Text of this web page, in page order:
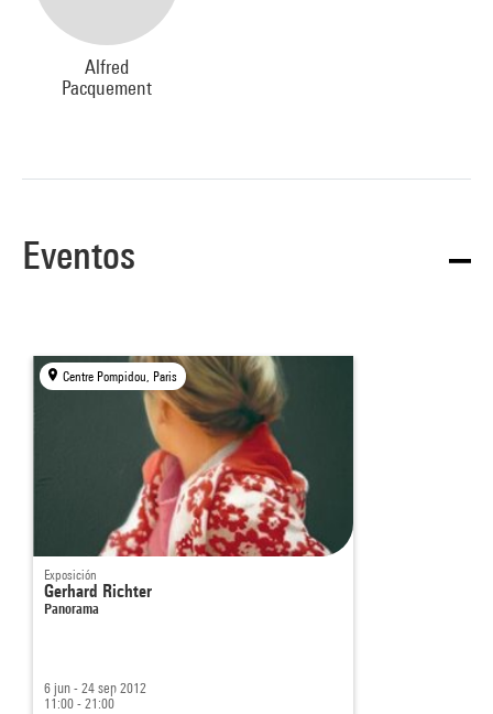
Alfred
Pacquement
Eventos
Centre Pompidou, Paris
Exposición
Gerhard Richter
Panorama
6 jun - 24 sep 2012
11:00 - 21:00